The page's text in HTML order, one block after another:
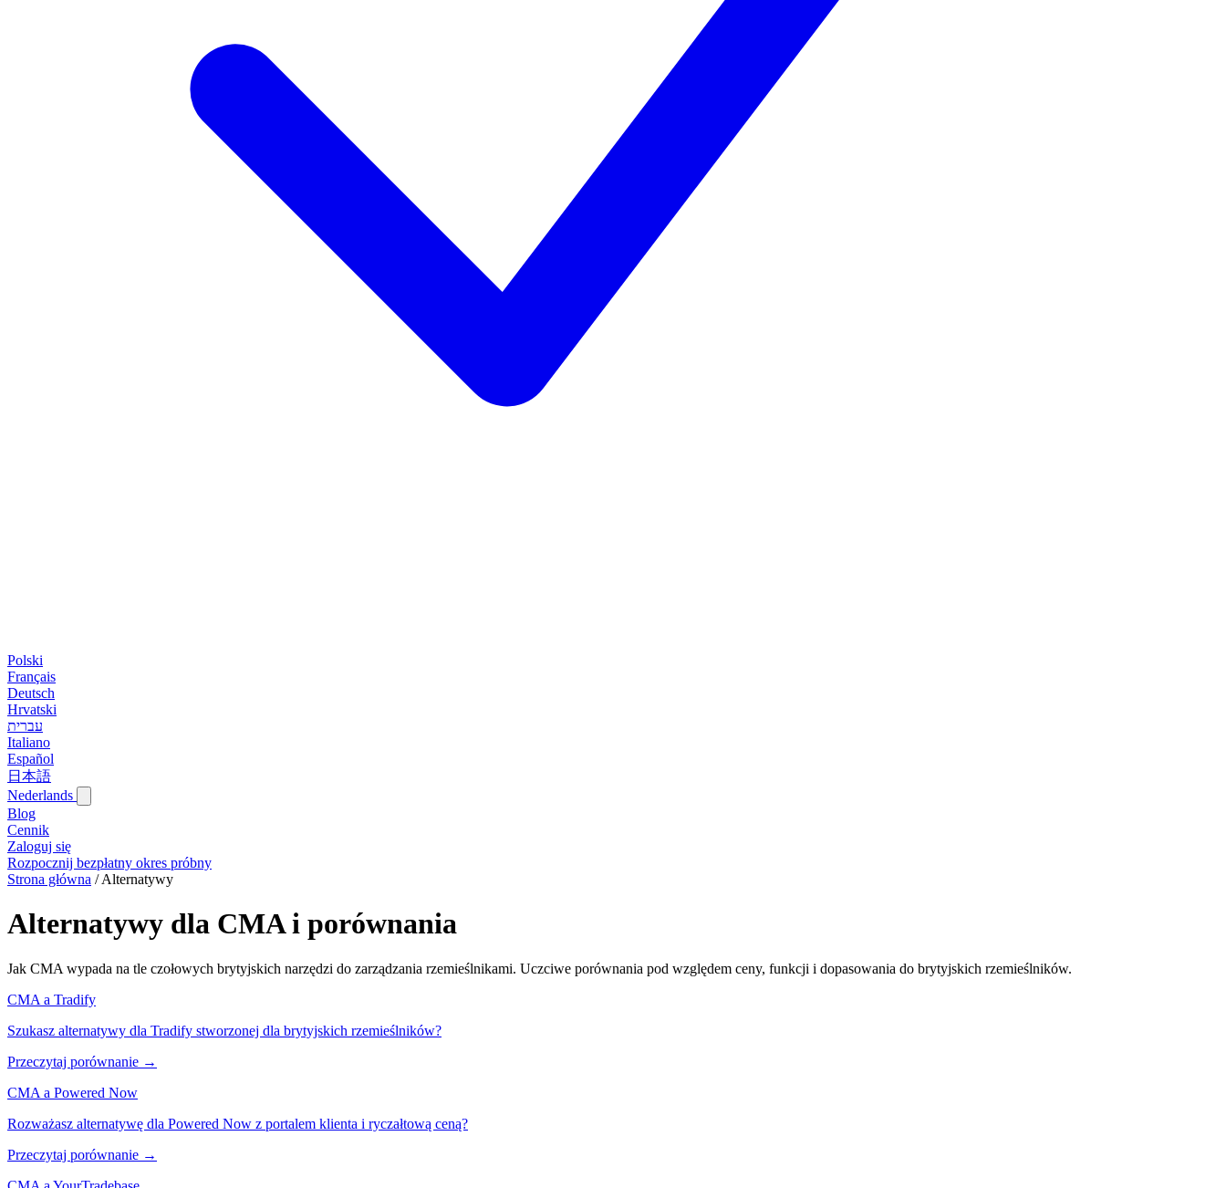
Polski
Français
Deutsch
Hrvatski
עברית
Italiano
Español
日本語
Nederlands
Blog‎
Cennik
Zaloguj się
Rozpocznij bezpłatny okres próbny
Strona główna / Alternatywy
Alternatywy dla CMA i porównania
Jak CMA wypada na tle czołowych brytyjskich narzędzi do zarządzania rzemieślnikami. Uczciwe porównania pod względem ceny, funkcji i dopasowania do brytyjskich rzemieślników.
CMA a Tradify
Szukasz alternatywy dla Tradify stworzonej dla brytyjskich rzemieślników?
Przeczytaj porównanie →
CMA a Powered Now
Rozważasz alternatywę dla Powered Now z portalem klienta i ryczałtową ceną?
Przeczytaj porównanie →